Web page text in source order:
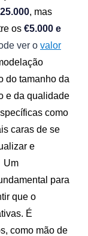
, mas
os €5.000 e
ver o valor
do tamanho da
e da qualidade
como
caras de se
e
Um
para
que o
É
como mão de